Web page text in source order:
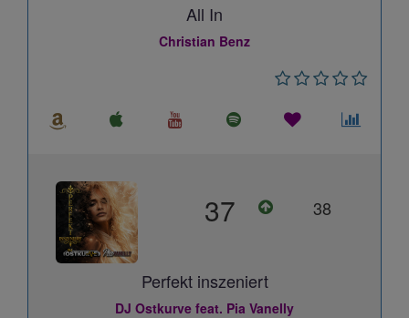
All In
Christian Benz
37 38
Perfekt inszeniert
DJ Ostkurve feat. Pia Vanelly